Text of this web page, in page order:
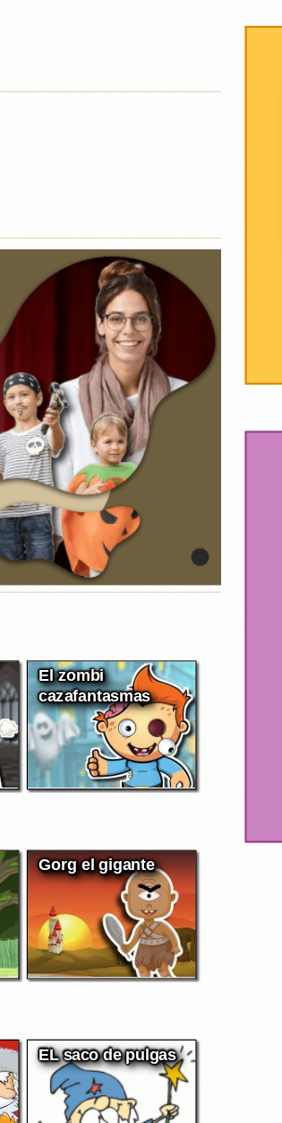
El zombi
cazafantasmas
Gorg el gigante
EL saco de pulgas